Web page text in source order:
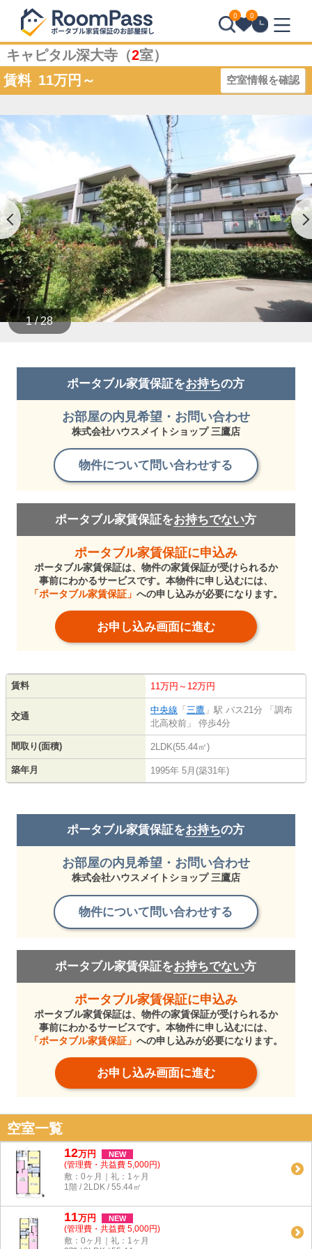
0 0
キャピタル深大寺（2室）
賃料 11万円～ 空室情報を確認
1 / 28
ポータブル家賃保証をお持ちの方
お部屋の内見希望・お問い合わせ
株式会社ハウスメイトショップ 三鷹店
物件について問い合わせする
ポータブル家賃保証をお持ちでない方
ポータブル家賃保証に申込み
ポータブル家賃保証は、物件の家賃保証が受けられるか
事前にわかるサービスです。本物件に申し込むには、
「ポータブル家賃保証」 への申し込みが必要になります。
お申し込み画面に進む
賃料 11万円～12万円
交通
中央線 「三鷹 」駅 バス21分 「調布
北高校前」 停歩4分
間取り(面積) 2LDK(55.44㎡)
築年月 1995年 5月(築31年)
ポータブル家賃保証をお持ちの方
お部屋の内見希望・お問い合わせ
株式会社ハウスメイトショップ 三鷹店
物件について問い合わせする
ポータブル家賃保証をお持ちでない方
ポータブル家賃保証に申込み
ポータブル家賃保証は、物件の家賃保証が受けられるか
事前にわかるサービスです。本物件に申し込むには、
「ポータブル家賃保証」 への申し込みが必要になります。
お申し込み画面に進む
空室一覧
12万円 NEW
(管理費・共益費 5,000円)
敷：0ヶ月｜礼：1ヶ月
1階 / 2LDK / 55.44㎡
11万円 NEW
(管理費・共益費 5,000円)
敷：0ヶ月｜礼：1ヶ月